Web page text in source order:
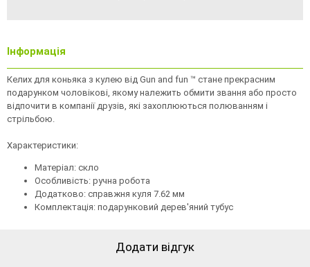
Інформація
Келих для коньяка з кулею від Gun and fun ™ стане прекрасним
подарунком чоловікові, якому належить обмити звання або просто
відпочити в компанії друзів, які захоплюються полюванням і
стрільбою.
Характеристики:
Матеріал: скло
Особливість: ручна робота
Додатково: справжня куля 7.62 мм
Комплектація: подарунковий дерев'яний тубус
Додати відгук